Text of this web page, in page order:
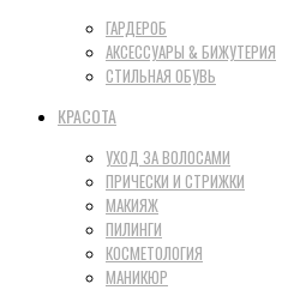
ГАРДЕРОБ
АКСЕССУАРЫ & БИЖУТЕРИЯ
СТИЛЬНАЯ ОБУВЬ
КРАСОТА
УХОД ЗА ВОЛОСАМИ
ПРИЧЕСКИ И СТРИЖКИ
МАКИЯЖ
ПИЛИНГИ
КОСМЕТОЛОГИЯ
МАНИКЮР